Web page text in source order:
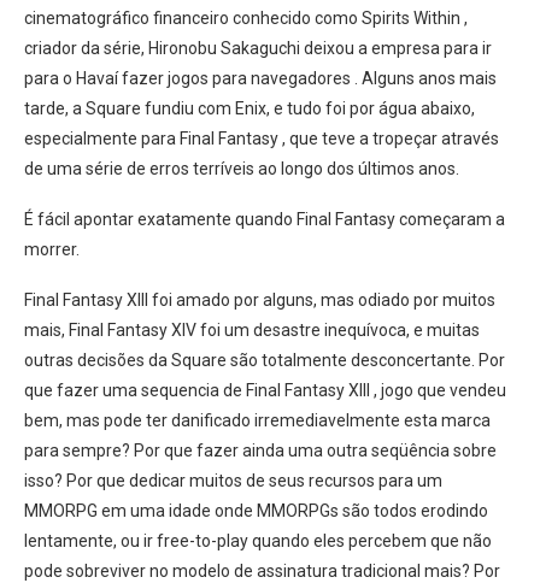
cinematográfico financeiro conhecido como Spirits Within ,
criador da série, Hironobu Sakaguchi deixou a empresa para ir
para o Havaí fazer jogos para navegadores . Alguns anos mais
tarde, a Square fundiu com Enix, e tudo foi por água abaixo,
especialmente para Final Fantasy , que teve a tropeçar através
de uma série de erros terríveis ao longo dos últimos anos.
É fácil apontar exatamente quando Final Fantasy começaram a
morrer.
Final Fantasy XIII foi amado por alguns, mas odiado por muitos
mais, Final Fantasy XIV foi um desastre inequívoca, e muitas
outras decisões da Square são totalmente desconcertante. Por
que fazer uma sequencia de Final Fantasy XIII , jogo que vendeu
bem, mas pode ter danificado irremediavelmente esta marca
para sempre? Por que fazer ainda uma outra seqüência sobre
isso? Por que dedicar muitos de seus recursos para um
MMORPG em uma idade onde MMORPGs são todos erodindo
lentamente, ou ir free-to-play quando eles percebem que não
pode sobreviver no modelo de assinatura tradicional mais? Por